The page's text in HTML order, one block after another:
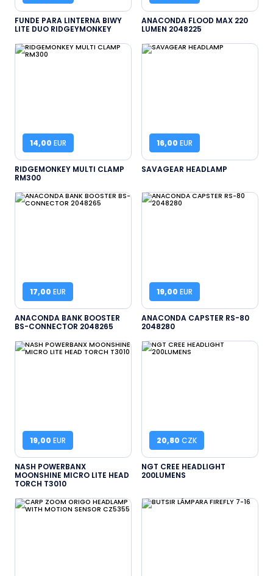
FUNDE PARA LINTERNA BIWY
LITE DUO RIDGEYMONKEY
ANACONDA FLOOD MAX 220
LUMEN 2048225
14,00 EUR
RIDGEMONKEY MULTI CLAMP
RM300
16,00 EUR
SAVAGEAR HEADLAMP
17,00 EUR
ANACONDA BANK BOOSTER
BS-CONNECTOR 2048265
19,00 EUR
ANACONDA CAPSTER RS-80
2048280
19,00 EUR
NASH POWERBANX
MOONSHINE MICRO LITE HEAD
TORCH T3010
20,80 CZK
NGT CREE HEADLIGHT
200LUMENS